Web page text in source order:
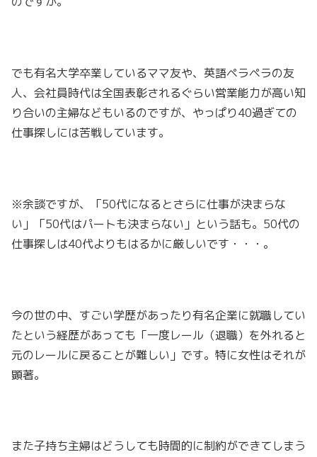
でも有名大学卒業しているママ友や、英語ペラペラの友
人、会社員時代は全国表彰されるぐらい営業能力が高い知
り合いの主婦などもいるのですが、やっぱり40過ぎての
仕事探しには苦戦しています。
※余談ですが、「50代になるとさらに仕事が決まらな
い」「50代はパートも決まらない」という話も。50代の
仕事探しは40代よりもはるかに厳しいです・・・。
今の世の中、すごい学歴があったり有名企業に就職してい
たという経歴があっても「一度レール（退職）を外れると
元のレールに戻ることが難しい」です。特に女性はそれが
顕著。
また子持ち主婦はどうしても時間的に制約ができてしまう